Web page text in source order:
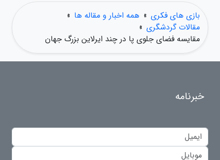
بازی های فکری » همه اخبار و مقاله ها »
مقالات گردشگری »
مقایسه فضای جلوی پا در چند ایرلاین بزرگ جهان
خبرنامه